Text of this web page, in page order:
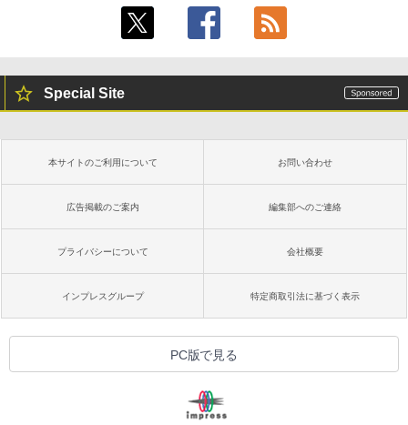
Special Site
本サイトのご利用について お問い合わせ
広告掲載のご案内 編集部へのご連絡
プライバシーについて 会社概要
インプレスグループ 特定商取引法に基づく表示
PC版で見る